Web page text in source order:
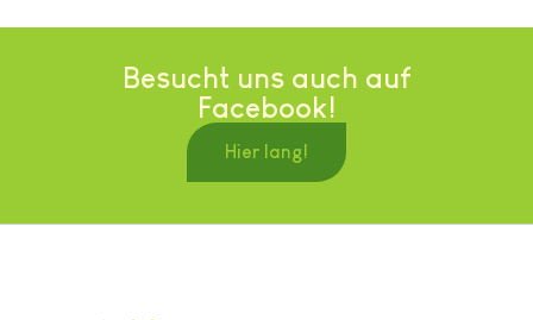
Besucht uns auch auf
Facebook!
Hier lang!